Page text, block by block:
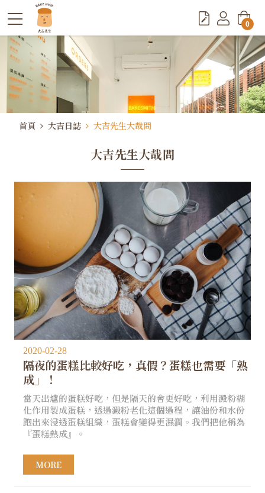
首頁 大吉日誌 大吉先生大哉問
大吉先生大哉問
2020-02-28
隔夜的蛋糕比較好吃，真假？蛋糕也需要「熟
成」！
當天出爐的蛋糕好吃，但是隔天的會更好吃，利用澱粉糊
化作用製成蛋糕，透過澱粉老化這個過程，讓油份和水份
跑出來浸透蛋糕組織，蛋糕會變得更濕潤。我們把他稱為
『蛋糕熟成』。
MORE
0